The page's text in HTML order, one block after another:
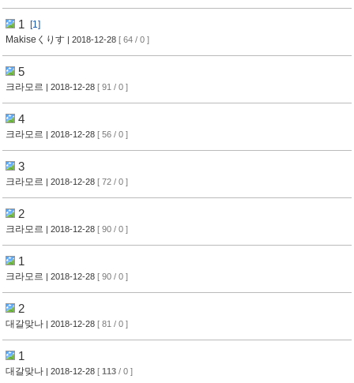
1
[1]
Makiseくりす | 2018-12-28 [ 64 / 0 ]
5
크라모르 | 2018-12-28 [ 91 / 0 ]
4
크라모르 | 2018-12-28 [ 56 / 0 ]
3
크라모르 | 2018-12-28 [ 72 / 0 ]
2
크라모르 | 2018-12-28 [ 90 / 0 ]
1
크라모르 | 2018-12-28 [ 90 / 0 ]
2
대갈맞나 | 2018-12-28 [ 81 / 0 ]
1
대갈맞나 | 2018-12-28 [ 113 / 0 ]